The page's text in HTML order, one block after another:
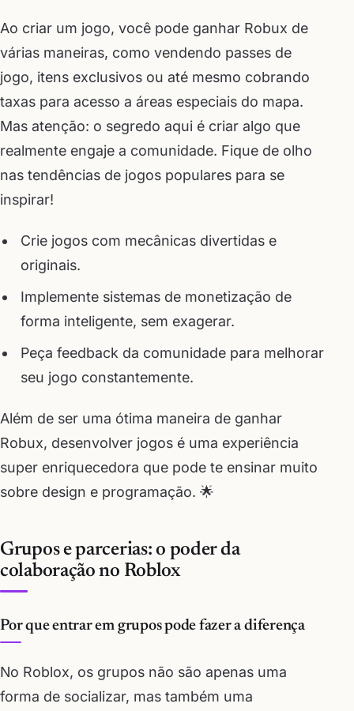
Ao criar um jogo, você pode ganhar Robux de
várias maneiras, como vendendo passes de
jogo, itens exclusivos ou até mesmo cobrando
taxas para acesso a áreas especiais do mapa.
Mas atenção: o segredo aqui é criar algo que
realmente engaje a comunidade. Fique de olho
nas tendências de jogos populares para se
inspirar!
Crie jogos com mecânicas divertidas e
originais.
Implemente sistemas de monetização de
forma inteligente, sem exagerar.
Peça feedback da comunidade para melhorar
seu jogo constantemente.
Além de ser uma ótima maneira de ganhar
Robux, desenvolver jogos é uma experiência
super enriquecedora que pode te ensinar muito
sobre design e programação. 🌟
Grupos e parcerias: o poder da
colaboração no Roblox
Por que entrar em grupos pode fazer a diferença
No Roblox, os grupos não são apenas uma
forma de socializar, mas também uma